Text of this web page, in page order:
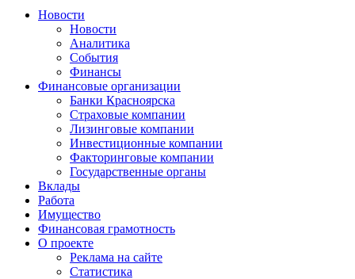
Новости
Новости
Аналитика
События
Финансы
Финансовые организации
Банки Красноярска
Страховые компании
Лизинговые компании
Инвестиционные компании
Факторинговые компании
Государственные органы
Вклады
Работа
Имущество
Финансовая грамотность
О проекте
Реклама на сайте
Статистика